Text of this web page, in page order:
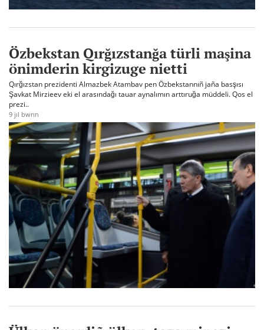
Özbekstan Qırğızstanğa türli maşina
önimderin kirgizuge nietti
Qırğızstan prezidenti Almazbek Atambav pen Özbekstannıñ jaña basşısı
Şavkat Mirzieev eki el arasındağı tauar aynalımın arttıruğa müddeli. Qos el
prezi..
9 jıl bwrın